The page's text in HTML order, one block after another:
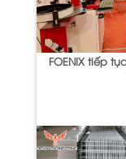
FOENIX tiếp